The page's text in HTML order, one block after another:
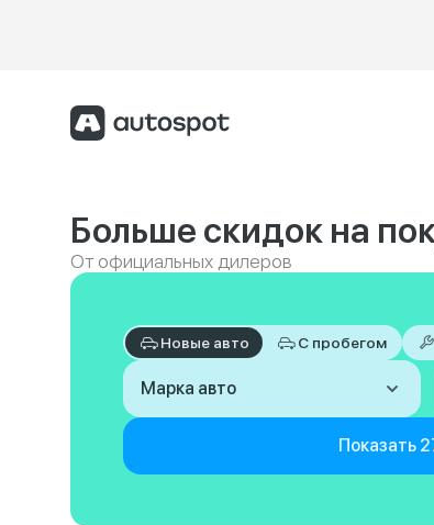
Больше скидок на
От официальных дилеров
Новые авто С пробегом
Марка авто
Показать